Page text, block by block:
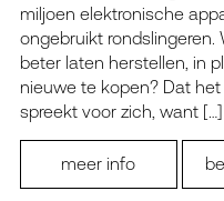
miljoen elektronische
ongebruikt rondslingeren.
beter laten herstellen, in
nieuwe te kopen? Dat
spreekt voor zich, want […]
meer info